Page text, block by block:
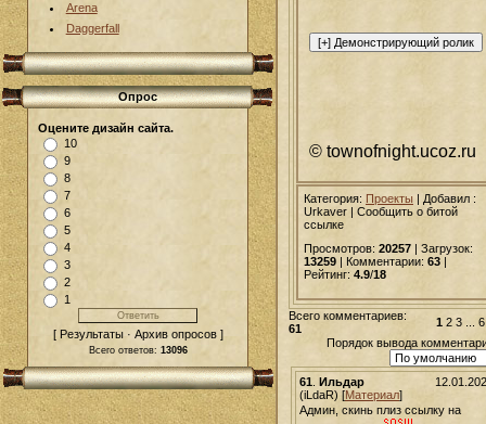
Arena
Daggerfall
Опрос
Оцените дизайн сайта.
10
9
8
7
6
5
4
3
2
1
[ Результаты · Архив опросов ]
Всего ответов: 13096
© townofnight.ucoz.ru
Категория: Проекты | Добавил :
Urkaver | Сообщить о битой
ссылке
Просмотров: 20257 | Загрузок:
13259 | Комментарии: 63
Рейтинг: 4.9/18
Всего комментариев:
61
1 2 3
6
Порядок вывода
61 Ильдар
(iLdaR) [Материал]
Админ, скинь плиз ссылку на